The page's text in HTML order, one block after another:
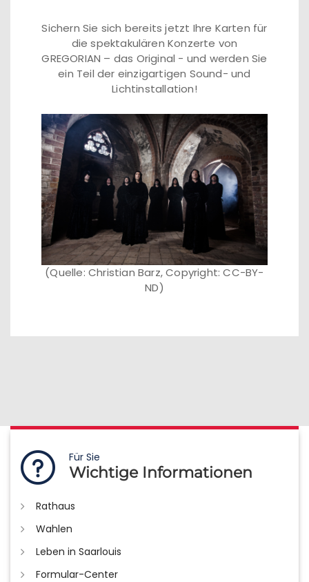
Sichern Sie sich bereits jetzt Ihre Karten für
die spektakulären Konzerte von
GREGORIAN – das Original - und werden Sie
ein Teil der einzigartigen Sound- und
Lichtinstallation!
(Quelle: Christian Barz, Copyright: CC-BY-
ND)
Für Sie
Wichtige Informationen
Rathaus
Wahlen
Leben in Saarlouis
Formular-Center